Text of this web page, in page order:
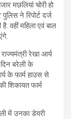
मछलियां चोरी हो
ने रिपोर्ट दर्ज
वहीं महिला एवं बाल
रेखा आर्य
बरेली के
के फार्म हाउस से
शिकायत फार्म
में उनका डेयरी